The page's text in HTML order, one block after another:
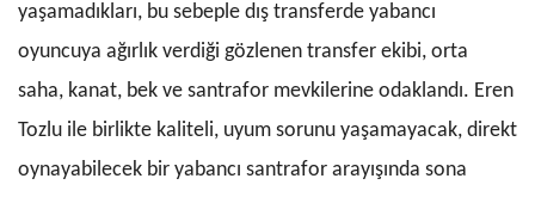
yaşamadıkları, bu sebeple dış transferde yabancı
oyuncuya ağırlık verdiği gözlenen transfer ekibi, orta
saha, kanat, bek ve santrafor mevkilerine odaklandı. Eren
Tozlu ile birlikte kaliteli, uyum sorunu yaşamayacak, direkt
oynayabilecek bir yabancı santrafor arayışında sona